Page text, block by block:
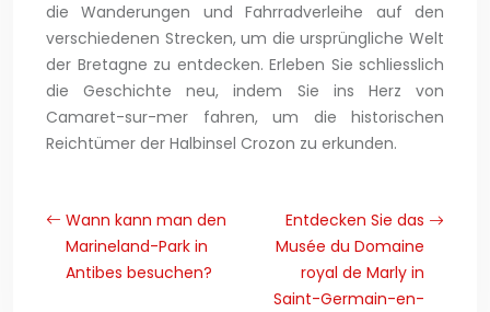
die Wanderungen und Fahrradverleihe auf den
verschiedenen Strecken, um die ursprüngliche Welt
der Bretagne zu entdecken. Erleben Sie schliesslich
die Geschichte neu, indem Sie ins Herz von
Camaret-sur-mer fahren, um die historischen
Reichtümer der Halbinsel Crozon zu erkunden.
Wann kann man den
Marineland-Park in
Antibes besuchen?
Entdecken Sie das
Musée du Domaine
royal de Marly in
Saint-Germain-en-